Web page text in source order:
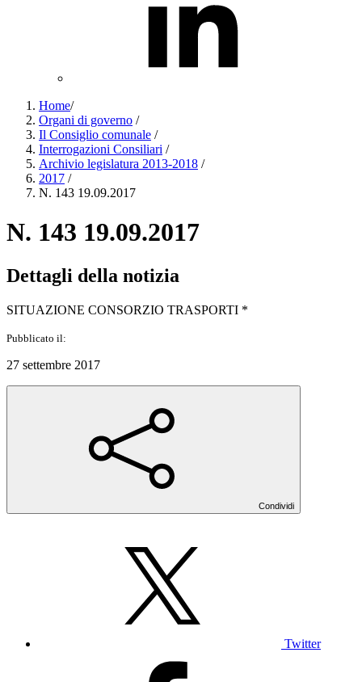
Home/
Organi di governo /
Il Consiglio comunale /
Interrogazioni Consiliari /
Archivio legislatura 2013-2018 /
2017 /
N. 143 19.09.2017
N. 143 19.09.2017
Dettagli della notizia
SITUAZIONE CONSORZIO TRASPORTI *
Pubblicato il:
27 settembre 2017
Condividi
Twitter